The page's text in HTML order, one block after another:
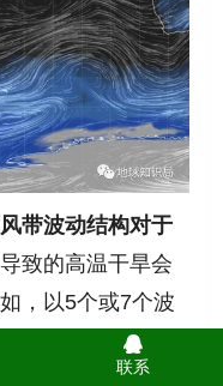
带波动结构对于
导致的高温干旱会
，以5个或7个波
续两周或更长时
区域产量下降高
联系